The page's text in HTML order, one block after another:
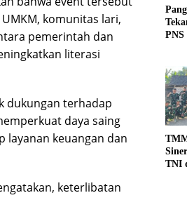
komunitas lari,
pemerintah dan
literasi
dukungan terhadap
daya saing
layanan keuangan dan
keterlibatan
TNI